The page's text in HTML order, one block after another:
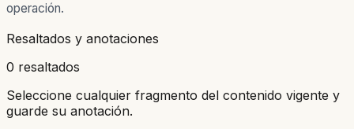
operación.
Resaltados y anotaciones
0 resaltados
Seleccione cualquier fragmento del contenido vigente y
guarde su anotación.